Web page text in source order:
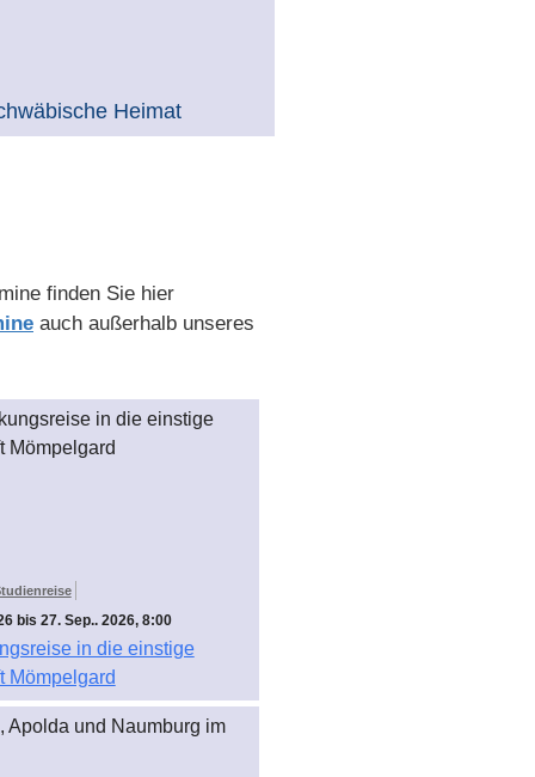
Heimat
finden Sie hier
auch außerhalb unseres
bis 27. Sep.. 2026, 8:00
in die einstige
Mömpelgard